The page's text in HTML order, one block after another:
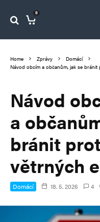
0
Home Zprávy
Domácí
Návod obcím a občanům, jak se
Návod
a
bránit
větrných
Domácí 18. 5. 2026 4